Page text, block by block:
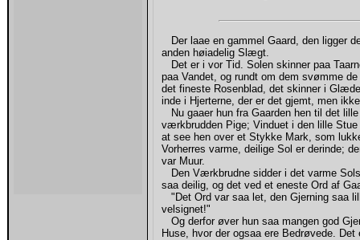
Der laae en gammel Gaard, den ligger
anden høiadelig Slægt.
Det er i vor Tid. Solen skinner paa
paa Vandet, og rundt om dem svømme
det fineste Rosenblad, det skinner i
inde i Hjerterne, der er det gjemt, men
Nu gaaer hun fra Gaarden hen til det
værkbrudden Pige; Vinduet i den lille
at see hen over et Stykke Mark, som
Vorherres varme, deilige Sol er derinde;
var Muur.
Den Værkbrudne sidder i det varme
saa deilig, og det ved et eneste Ord af
"Det Ord var saa let, den Gjerning saa
velsignet!"
Og derfor øver hun saa mangen god
Huse, hvor der ogsaa ere Bedrøvede.